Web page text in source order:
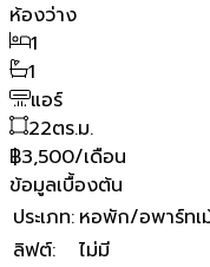
ห้องว่าง
1
1
แอร์
22ตร.ม.
฿3,500/เดือน
ข้อมูลเบื้องต้น
ประเภท: หอพัก/อพาร์ทเ
ลิฟต์: ไม่มี